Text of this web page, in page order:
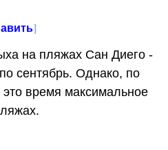
]
на пляжах Сан Диего -
сентябрь. Однако, по
время максимальное